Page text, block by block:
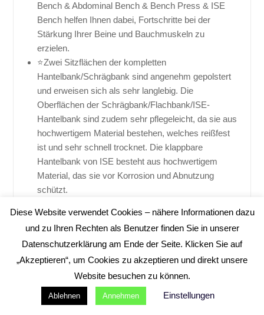
Bench & Abdominal Bench & Bench Press & ISE
Bench helfen Ihnen dabei, Fortschritte bei der
Stärkung Ihrer Beine und Bauchmuskeln zu
erzielen.
⭐Zwei Sitzflächen der kompletten
Hantelbank/Schrägbank sind angenehm gepolstert
und erweisen sich als sehr langlebig. Die
Oberflächen der Schrägbank/Flachbank/ISE-
Hantelbank sind zudem sehr pflegeleicht, da sie aus
hochwertigem Material bestehen, welches reißfest
ist und sehr schnell trocknet. Die klappbare
Hantelbank von ISE besteht aus hochwertigem
Material, das sie vor Korrosion und Abnutzung
schützt.
129,99 EUR
zum Amazon Angebot
BESTSELLER NR. 15
JOROTO Verstellbare Hantelbank Klappbare
Diese Website verwendet Cookies – nähere Informationen dazu
und zu Ihren Rechten als Benutzer finden Sie in unserer
Datenschutzerklärung am Ende der Seite. Klicken Sie auf
„Akzeptieren“, um Cookies zu akzeptieren und direkt unsere
Website besuchen zu können.
Ablehnen Annehmen Einstellungen